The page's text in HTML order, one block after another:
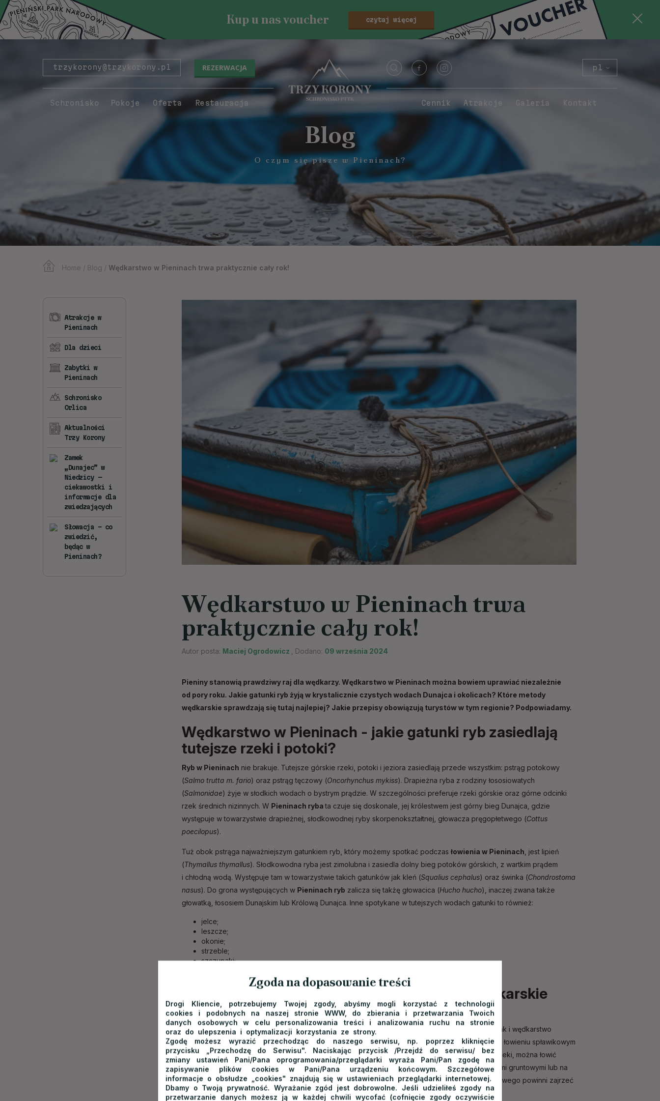
Kup u nas voucher czytaj więcej
trzykorony@trzykorony.pl REZERWACJA
pl
de
Schronisko Pokoje Oferta Restauracja Cennik Atrakcje Galeria Kontakt
Blog
O czym się pisze w Pieninach?
Home / Blog / Wędkarstwo w Pieninach trwa praktycznie cały rok!
Atrakcje w
Pieninach
Dla dzieci
Zabytki w
Pieninach
Schronisko
Orlica
Aktualności
Trzy Korony
Zamek
„Dunajec” w
Niedzicy —
ciekawostki i
informacje dla
zwiedzających
Słowacja – co
zwiedzić,
będąc w
Pieninach?
Wędkarstwo w Pieninach trwa
praktycznie cały rok!
Autor posta: Maciej Ogrodowicz , Dodano: 09 września 2024
Pieniny stanowią prawdziwy raj dla wędkarzy. Wędkarstwo w Pieninach można bowiem uprawiać niezależnie
od pory roku. Jakie gatunki ryb żyją w krystalicznie czystych wodach Dunajca i okolicach? Które metody
wędkarskie sprawdzają się tutaj najlepiej? Jakie przepisy obowiązują turystów w tym regionie? Podpowiadamy.
Wędkarstwo w Pieninach - jakie gatunki ryb zasiedlają
tutejsze rzeki i potoki?
Ryb w Pieninach nie brakuje. Tutejsze górskie rzeki, potoki i jeziora zasiedlają przede wszystkim: pstrąg potokowy
(Salmo trutta m. fario) oraz pstrąg tęczowy (Oncorhynchus mykiss). Drapieżna ryba z rodziny łososiowatych
(Salmonidae) żyje w słodkich wodach o bystrym prądzie. W szczególności preferuje rzeki górskie oraz górne odcinki
rzek średnich nizinnych. W Pieninach rybata czuje się doskonale, jej królestwem jest górny bieg Dunajca, gdzie
występuje w towarzystwie drapieżnej, słodkowodnej ryby skorpenokształtnej, głowacza pręgopłetwego (Cottus
poecilopus).
Tuż obok pstrąga najważniejszym gatunkiem ryb, który możemy spotkać podczasłowienia w Pieninach , jest lipień
(Thymallus thymallus). Słodkowodna ryba jest zimolubna i zasiedla dolny bieg potoków górskich, z wartkim prądem
i chłodną wodą. Występuje tam w towarzystwie takich gatunków jak kleń (Squalius cephalus) oraz świnka (Chondrostoma
nasus). Do grona występujących w Pieninach ryb zalicza się takżę głowacica (Hucho hucho), inaczej zwana także
głowatką, łososiem Dunajskim lub Królową Dunajca. Inne spotykane w tutejszych wodach gatunki to również:
jelce;
leszcze;
okonie;
strzeble;
szczupaki;
Wędkarstwo w Pieninach - które metody wędkarskie
sprawdzają się tutaj najlepiej?
Wędkarstwo w Pieninachzainteresuje zarówno wędkarzy preferujących metodę spinningową, jak i wędkarstwo
muchowe. Podczasłowienia ryb w Pieninachmożemy także spróbować swoich sił w klasycznym łowieniu spławikowym
z brzegu lub metodach gruntowych. Na spinning albo sztuczną muchę, w zależności od odcinka rzeki, można łowić
między innymi głowacicę, lipienie i pstrągi. Tymczasem klenie i leszcze można łowić także metodami gruntowymi lub na
spławik. Sezon wędkarski w Pieninach trwa praktycznie cały rok - wielbiciele wędkarstwa podlodowego powinni zajrzeć
zimą nad Jezioro Czorsztyńskie.
Zgoda na dopasowanie treści
Drogi Kliencie, potrzebujemy Twojej zgody, abyśmy mogli korzystać z technologii
cookies i podobnych na naszej stronie WWW, do zbierania i przetwarzania Twoich
danych osobowych w celu personalizowania treści i analizowania ruchu na stronie
oraz do ulepszenia i optymalizacji korzystania ze strony.
Zgodę możesz wyrazić przechodząc do naszego serwisu, np. poprzez kliknięcie
przycisku „Przechodzę do Serwisu". Naciskając przycisk /Przejdź do serwisu/ bez
zmiany ustawień Pani/Pana oprogramowania/przeglądarki wyraża Pani/Pan zgodę na
zapisywanie plików cookies w Pani/Pana urządzeniu końcowym. Szczegółowe
informacje o obsłudze „cookies" znajdują się w ustawieniach przeglądarki internetowej.
Dbamy o Twoją prywatność. Wyrażanie zgód jest dobrowolne. Jeśli udzieliłeś zgody na
przetwarzanie danych możesz ją w każdej chwili wycofać (cofnięcie zgody oczywiście